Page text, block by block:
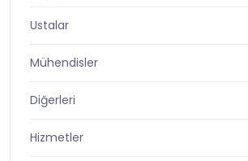
Ustalar
Mühendisler
Diğerleri
Hizmetler